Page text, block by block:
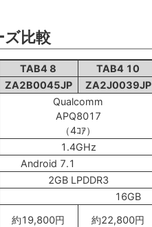
ズ比較
TAB4 8 TAB4 10
ZA2B0045JP ZA2J0039JP
Qualcomm
APQ8017
（4ｺｱ）
1.4GHz
Android 7.1
2GB LPDDR3
16GB
約19,800円 約22,800円